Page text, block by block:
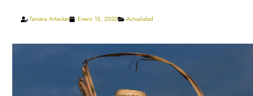
Tamara Artacker Enero 15, 2020 Actualidad